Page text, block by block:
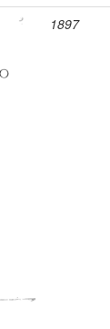
1897